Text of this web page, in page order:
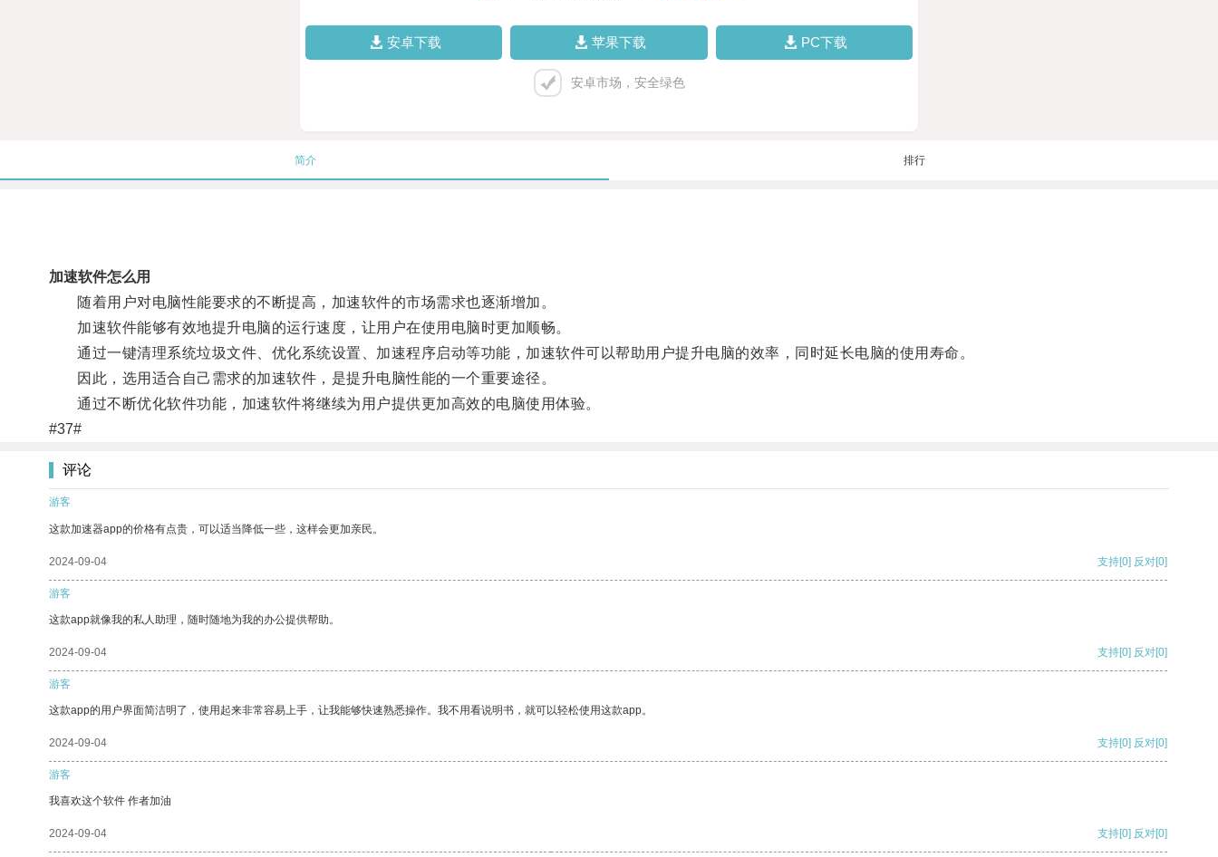
安卓下载 苹果下载 PC下载
安卓市场，安全绿色
简介 排行
加速软件怎么用
随着用户对电脑性能要求的不断提高，加速软件的市场需求也逐渐增加。
加速软件能够有效地提升电脑的运行速度，让用户在使用电脑时更加顺畅。
通过一键清理系统垃圾文件、优化系统设置、加速程序启动等功能，加速软件可以帮助用户提升电脑的效率，同时延长电脑的使用寿命。
因此，选用适合自己需求的加速软件，是提升电脑性能的一个重要途径。
通过不断优化软件功能，加速软件将继续为用户提供更加高效的电脑使用体验。
#37#
评论
游客
这款加速器app的价格有点贵，可以适当降低一些，这样会更加亲民。
2024-09-04 支持[0] 反对[0]
游客
这款app就像我的私人助理，随时随地为我的办公提供帮助。
2024-09-04 支持[0] 反对[0]
游客
这款app的用户界面简洁明了，使用起来非常容易上手，让我能够快速熟悉操作。我不用看说明书，就可以轻松使用这款app。
2024-09-04 支持[0] 反对[0]
游客
我喜欢这个软件 作者加油
2024-09-04 支持[0] 反对[0]